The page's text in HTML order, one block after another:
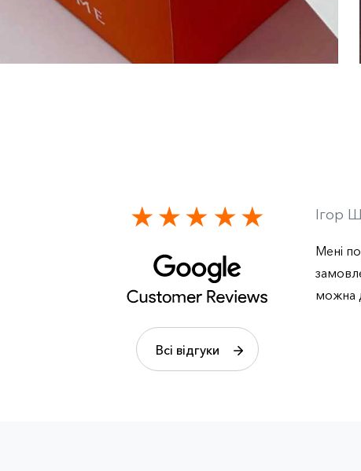
Всі відгуки
Ігор
Мені
можна